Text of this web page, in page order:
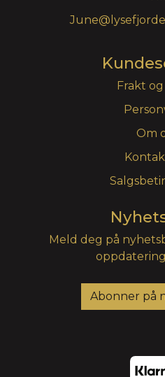
Frakt
Om
Meld deg på
Abonner på